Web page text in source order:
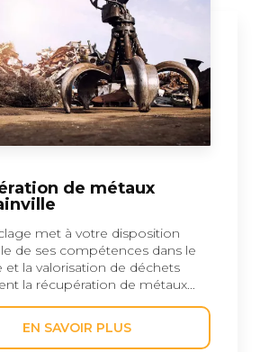
de métaux
met à votre disposition
de ses compétences dans le
et la valorisation de déchets
la récupération de métaux...
EN SAVOIR PLUS